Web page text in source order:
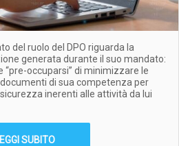
del ruolo del DPO riguarda la
generata durante il suo mandato:
“pre-occuparsi” di minimizzare le
di sua competenza per
inerenti alle attività da lui
SUBITO